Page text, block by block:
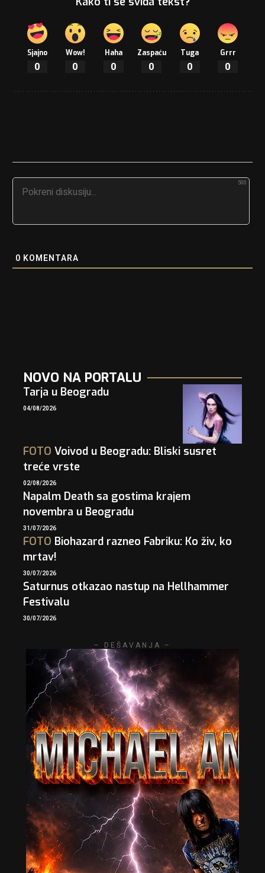
Sjajno
0
Wow!
0
Haha
0
Zaspaću
0
Tuga
0
Grrr
0
500
0 KOMENTARA
NOVO NA PORTALU
Tarja u Beogradu
04/08/2026
FOTO Voivod u Beogradu: Bliski susret
treće vrste
02/08/2026
Napalm Death sa gostima krajem
novembra u Beogradu
31/07/2026
FOTO Biohazard razneo Fabriku: Ko živ, ko
mrtav!
30/07/2026
Saturnus otkazao nastup na Hellhammer
Festivalu
30/07/2026
– DEŠAVANJA –